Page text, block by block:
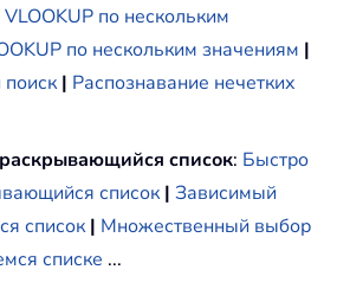
VLOOKUP по нескольким
по нескольким значениям |
| Распознавание нечетких
список: Быстро
список | Зависимый
список | Множественный выбор
списке ...